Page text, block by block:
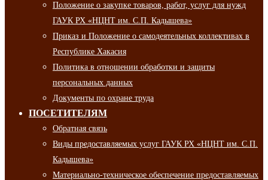
Положение о закупке товаров, работ, услуг для нужд
ГАУК РХ «НЦНТ им. С.П. Кадышева»
Приказ и Положение о самодеятельных коллективах в
Республике Хакасия
Политика в отношении обработки и защиты
персональных данных
Документы по охране труда
ПОСЕТИТЕЛЯМ
Обратная связь
Виды предоставляемых услуг ГАУК РХ «НЦНТ им. С.П.
Кадышева»
Материально-техническое обеспечение предоставляемых